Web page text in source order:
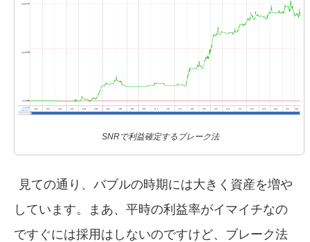
SNRで利益確定するブレーク法
見ての通り、バブルの時期には大きく資産を増や
しています。まあ、平時の利益率がイマイチなの
ですぐには採用はしないのですけど、ブレーク法